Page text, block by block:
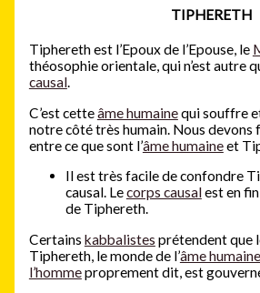
TIPHERETH
Tiphereth est l’Epoux de l’Epouse, le
théosophie orientale, qui n’est autre
causal.
C’est cetteâme humainequi souffre
notre côté très humain. Nous
entre ce que sont l’âme humaineet
Il est très facile de confondre
causal. Lecorps causalest en
de Tiphereth.
Certains kabbalistes prétendent que
Tiphereth, le monde de l’âme humaine
l’hommeproprement dit, est